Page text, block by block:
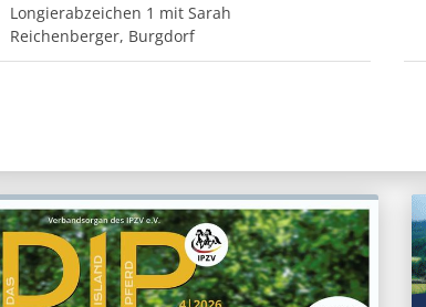
Longierabzeichen 1 mit Sarah
Reichenberger, Burgdorf